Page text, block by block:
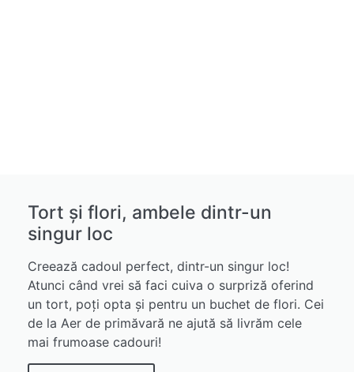
Tort și flori, ambele dintr-un
singur loc
Creează cadoul perfect, dintr-un singur loc!
Atunci când vrei să faci cuiva o surpriză oferind
un tort, poți opta și pentru un buchet de flori. Cei
de la Aer de primăvară ne ajută să livrăm cele
mai frumoase cadouri!